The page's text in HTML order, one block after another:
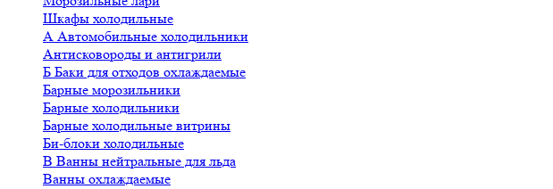
Шкафы холодильные
А Автомобильные холодильники
Антисковороды и антигрили
Б Баки для отходов охлаждаемые
Барные морозильники
Барные холодильники
Барные холодильные витрины
Би-блоки холодильные
В Ванны нейтральные для льда
Ванны охлаждаемые